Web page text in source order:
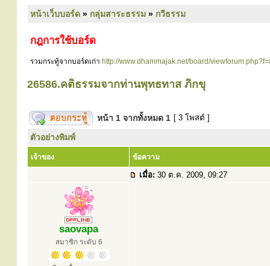
หน้าเว็บบอร์ด » กลุ่มสาระธรรม » กวีธรรม
กฎการใช้บอร์ด
รวมกระทู้จากบอร์ดเก่า http://www.dhammajak.net/board/
26586.คติธรรมจากท่านพุทธทาส ภิกขุ
หน้า 1 จากทั้งหมด 1 [ 3 โพสต์ ]
ตัวอย่างพิมพ์
เจ้าของ ข้อความ
เมื่อ: 30 ต.ค. 2009, 09:27
saovapa
สมาชิก ระดับ 6